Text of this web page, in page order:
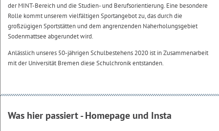
der MINT-Bereich und die Studien- und Berufsorientierung. Eine besondere
Rolle kommt unserem vielfältigen Sportangebot zu, das durch die
großzügigen Sportstätten und dem angrenzenden Naherholungsgebiet
Sodenmattsee abgerundet wird.
Anlässlich unseres 50-jährigen Schulbestehens 2020 ist in Zusammenarbeit
mit der Universität Bremen diese Schulchronik entstanden.
Was hier passiert - Homepage und Insta